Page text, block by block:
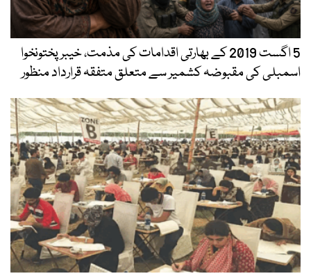
5 اگست 2019 کے بھارتی اقدامات کی مذمت، خیبرپختونخوا
اسمبلی کی مقبوضہ کشمیر سے متعلق متفقہ قرارداد منظور